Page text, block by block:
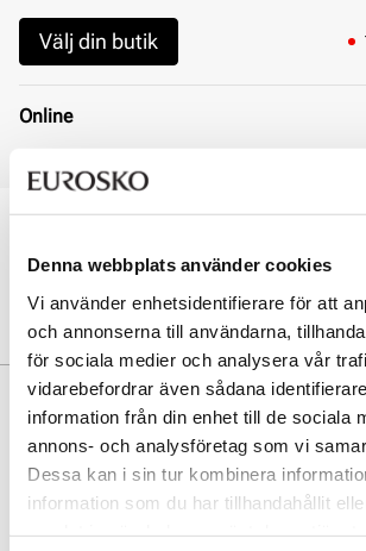
Denna webbplats använder cookies
Vi använder enhetsidentifierare för att
och annonserna till användarna,
för sociala medier och analysera vår
vidarebefordrar även sådana
information från din enhet till de sociala
annons- och analysföretag som vi
Dessa kan i sin tur kombinera
information som du har tillhandahållit
Välj din butik
Online
Leverans 3-7 dagar
Gratis retur i butik
Beskrivning
Snygg mockasin i lackskinn från Tamaris.
material.
Art. nr33157400